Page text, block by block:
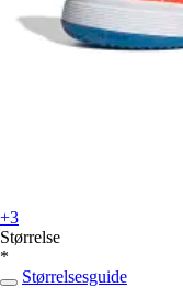
+3
Størrelse
*
Størrelsesguide